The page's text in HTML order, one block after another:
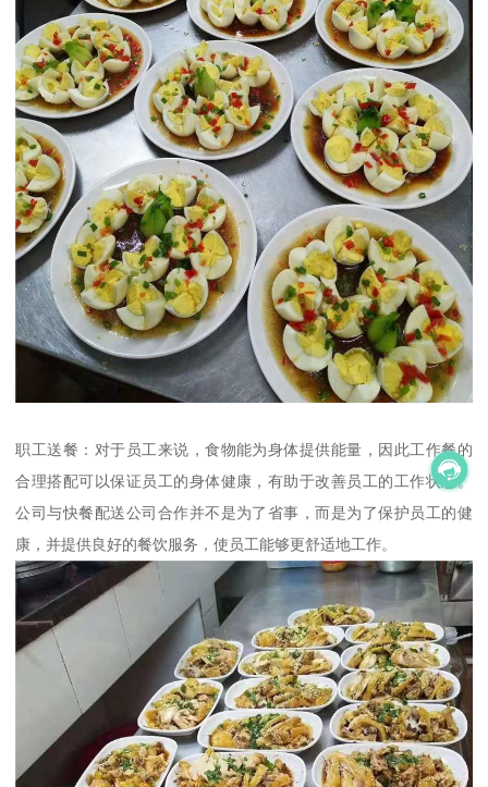
职工送餐：对于员工来说，食物能为身体提供能量，因此工作餐的
合理搭配可以保证员工的身体健康，有助于改善员工的工作状态。
公司与快餐配送公司合作并不是为了省事，而是为了保护员工的健
康，并提供良好的餐饮服务，使员工能够更舒适地工作。